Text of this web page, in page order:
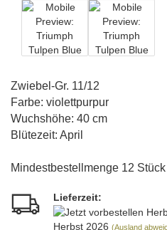
Zwiebel-Gr. 11/12
Farbe: violettpurpur
Wuchshöhe: 40 cm
Blütezeit: April
Mindestbestellmenge 12 Stück
Lieferzeit:
Herbst 2026 (Ausland